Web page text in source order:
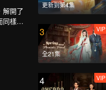
解開了
同樣，
更新到第4集
3
全21集
VIP
4 VIP